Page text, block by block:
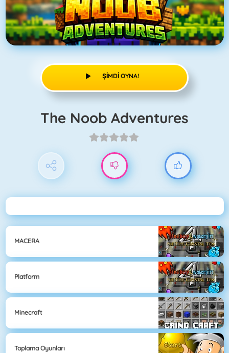
ŞIMDI OYNA!
The Noob Adventures
MACERA
Platform
Minecraft
Toplama Oyunları